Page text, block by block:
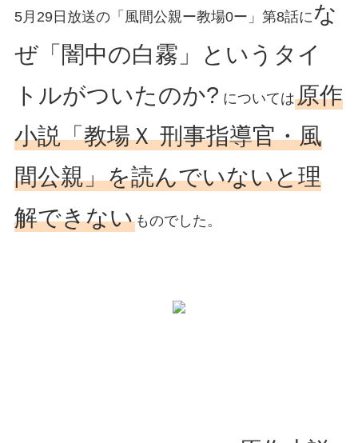
5月29日放送の「風間公親ー教場0ー」第8話にな
ぜ「闇中の白霧」というタイ
トルがついたのか? については原作
小説「教場Ｘ 刑事指導官・風
間公親」を読んでいないと理
解できないものでした。